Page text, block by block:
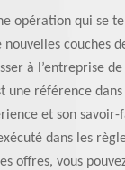
opération qui se
couches
à l’entreprise
une référence
et son
dans les
offres, vous